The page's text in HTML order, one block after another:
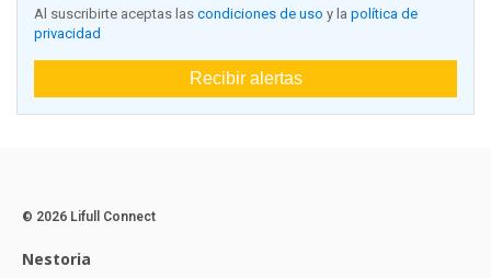
Al suscribirte aceptas las condiciones de uso y la política de
privacidad
Recibir alertas
© 2026 Lifull Connect
Nestoria